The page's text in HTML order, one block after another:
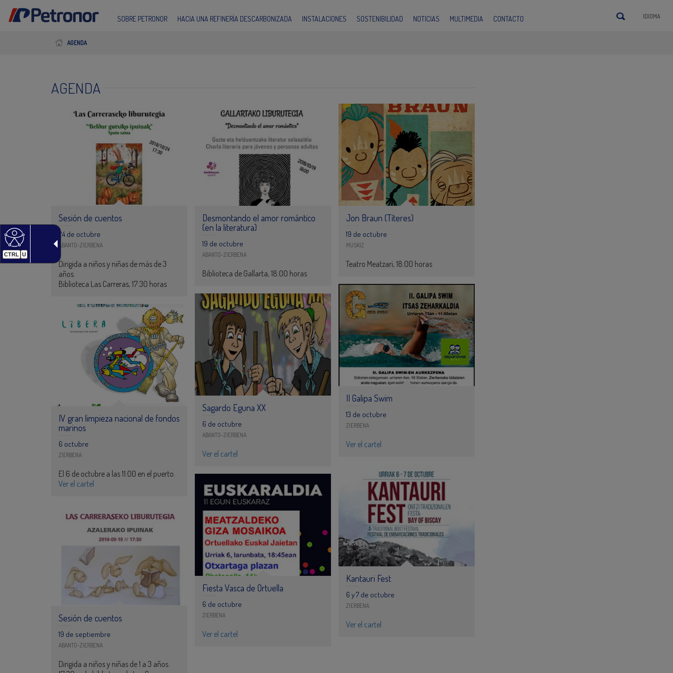
CTRL U
SOBRE PETRONOR HACIA UNA REFINERÍA DESCARBONIZADA INSTALACIONES SOSTENIBILIDAD NOTICIAS MULTIMEDIA CONTACTO IDIOMA
AGENDA
AGENDA
Sesión de cuentos
24 de octubre
ABANTO-ZIERBENA
Dirigida a niños y niñas de más de 3
años.
Biblioteca Las Carreras, 17:30 horas
Desmontando el amor romántico
(en la literatura)
19 de octubre
ABANTO-ZIERBENA
Biblioteca de Gallarta, 18:00 horas
Jon Braun (Títeres)
19 de octubre
MUSKIZ
Teatro Meatzari, 18:00 horas
II Galipa Swim
13 de octubre
ZIERBENA
Ver el cartel
Sagardo Eguna XX
6 de octubre
ABANTO-ZIERBENA
Ver el cartel
IV gran limpieza nacional de fondos
marinos
6 octubre
ZIERBENA
El 6 de octubre a las 11:00 en el puerto.
Ver el cartel
Kantauri Fest
6 y 7 de octubre
ZIERBENA
Ver el cartel
Fiesta Vasca de Ortuella
6 de octubre
ZIERBENA
Ver el cartel
Sesión de cuentos
19 de septiembre
ABANTO-ZIERBENA
Dirigida a niños y niñas de 1 a 3 años.